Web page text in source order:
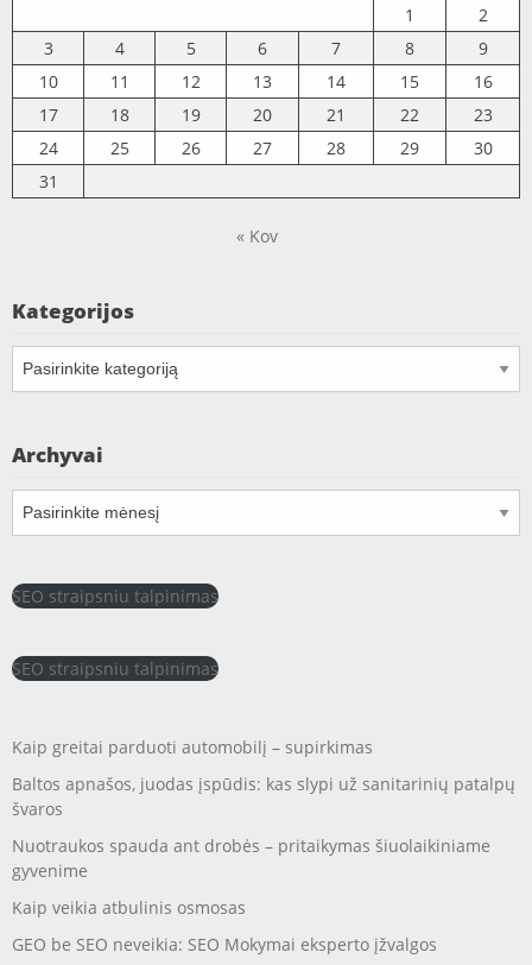
1
2
3
4 5 6 7 8
9
10
11 12 13 14 15
16
17
18 19 20 21 22
23
24
25 26 27 28 29
30
31
« Kov
Kategorijos
Kategorijos
Archyvai
Archyvai
SEO straipsniu talpinimas
SEO straipsniu talpinimas
Kaip greitai parduoti automobilį – supirkimas
Baltos apnašos, juodas įspūdis: kas slypi už sanitarinių patalpų
švaros
Nuotraukos spauda ant drobės – pritaikymas šiuolaikiniame
gyvenime
Kaip veikia atbulinis osmosas
GEO be SEO neveikia: SEO Mokymai eksperto įžvalgos